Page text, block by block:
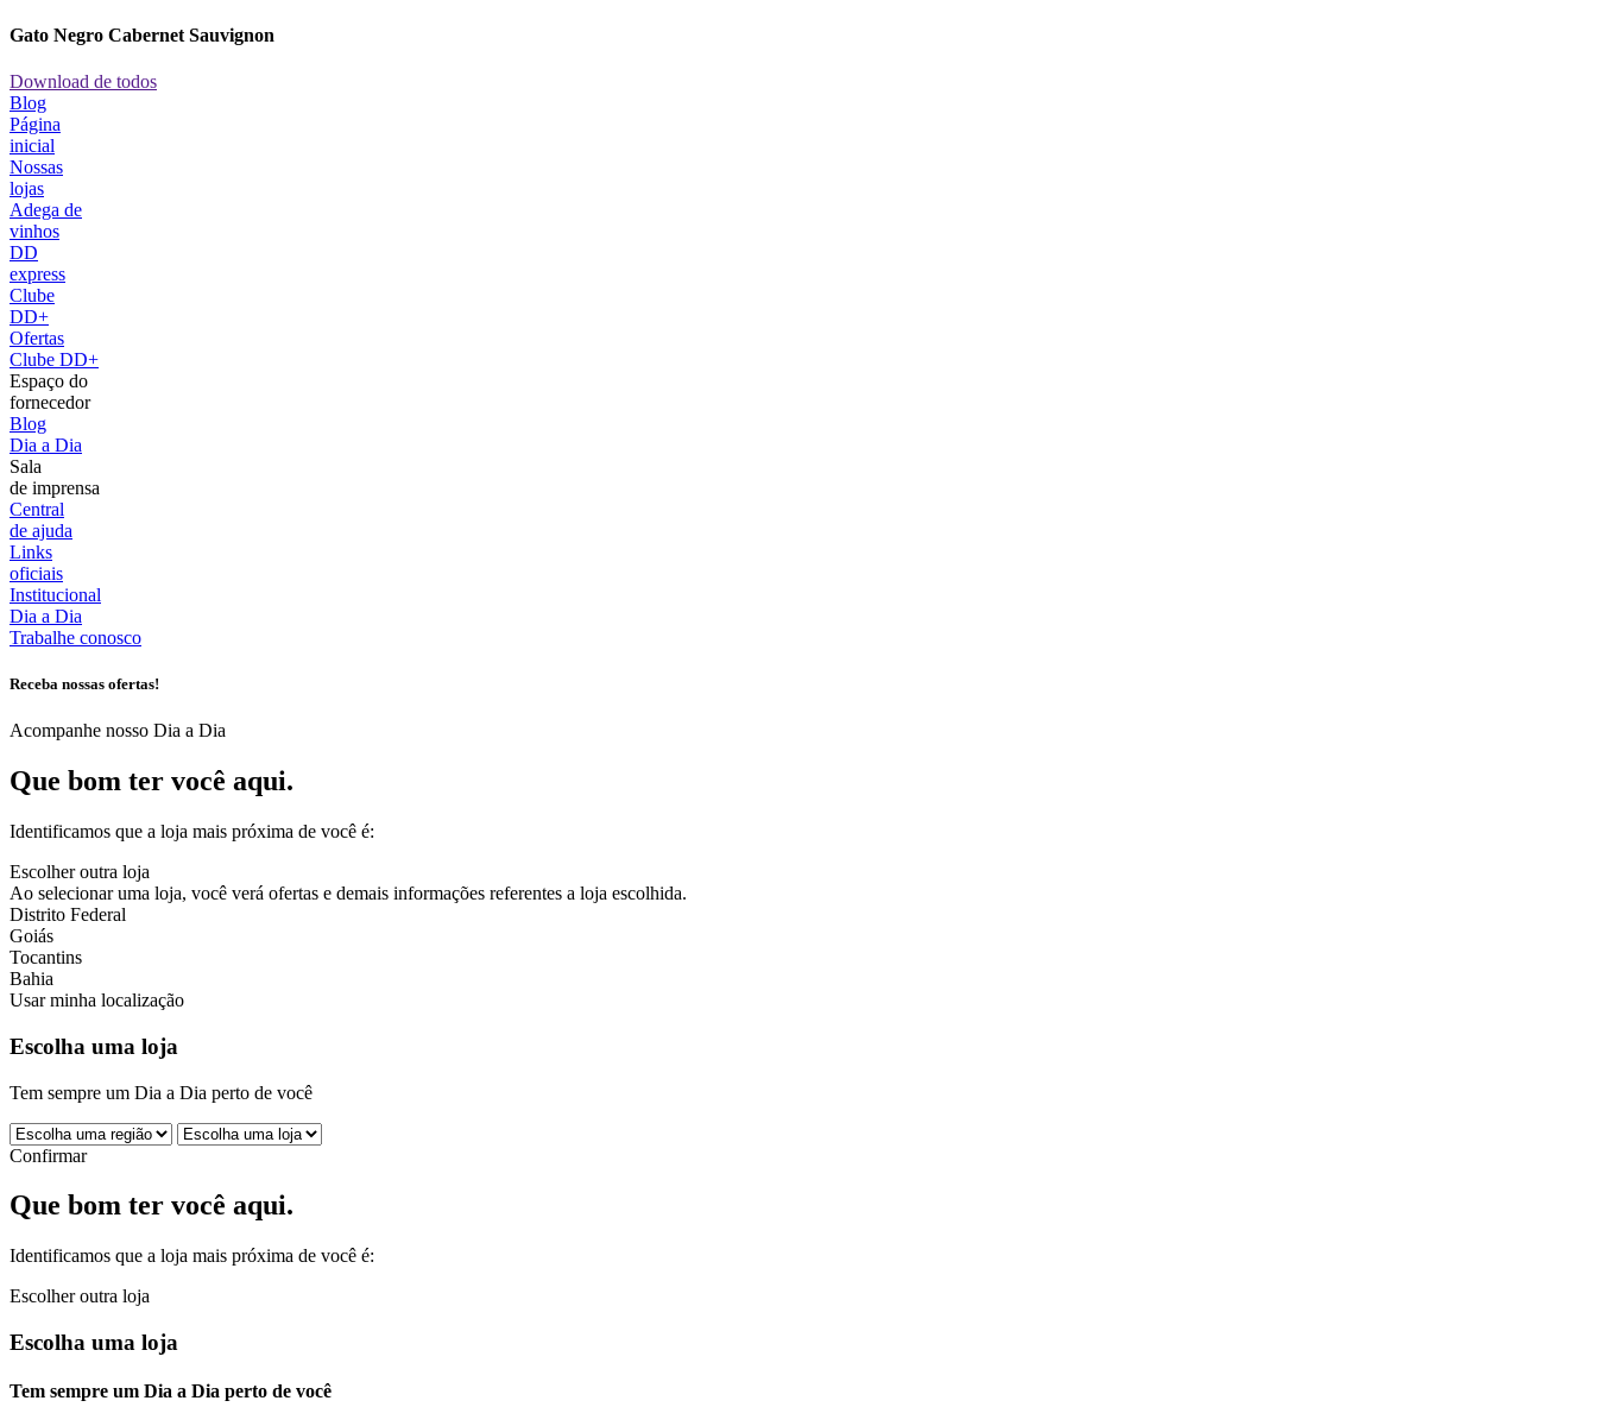
Gato Negro Cabernet Sauvignon
Download de todos
Blog
Página
inicial
Nossas
lojas
Adega de
vinhos
DD
express
Clube
DD+
Ofertas
Clube DD+
Espaço do
fornecedor
Blog
Dia a Dia
Sala
de imprensa
Central
de ajuda
Links
oficiais
Institucional
Dia a Dia
Trabalhe conosco
Receba nossas ofertas!
Acompanhe nosso Dia a Dia
Que bom ter você aqui.
Identificamos que a loja mais próxima de você é:
Escolher outra loja
Ao selecionar uma loja, você verá ofertas e demais informações referentes a loja escolhida.
Distrito Federal
Goiás
Tocantins
Bahia
Usar minha localização
Escolha uma loja
Tem sempre um Dia a Dia perto de você
Confirmar
Que bom ter você aqui.
Identificamos que a loja mais próxima de você é:
Escolher outra loja
Escolha uma loja
Tem sempre um Dia a Dia perto de você